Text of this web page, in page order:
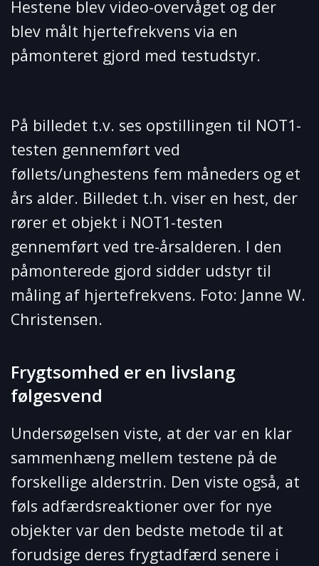
Hestene blev video-overvåget og der
blev målt hjertefrekvens via en
påmonteret gjord med testudstyr.
På billedet t.v. ses opstillingen til NOT1-
testen gennemført ved
føllets/unghestens fem måneders og et
års alder. Billedet t.h. viser en hest, der
rører et objekt i NOT1-testen
gennemført ved tre-årsalderen. I den
påmonterede gjord sidder udstyr til
måling af hjertefrekvens. Foto: Janne W.
Christensen.
Frygtsomhed er en livslang
følgesvend
Undersøgelsen viste, at der var en klar
sammenhæng mellem testene på de
forskellige alderstrin. Den viste også, at
føls adfærdsreaktioner over for nye
objekter var den bedste metode til at
forudsige deres frygtadfærd senere i